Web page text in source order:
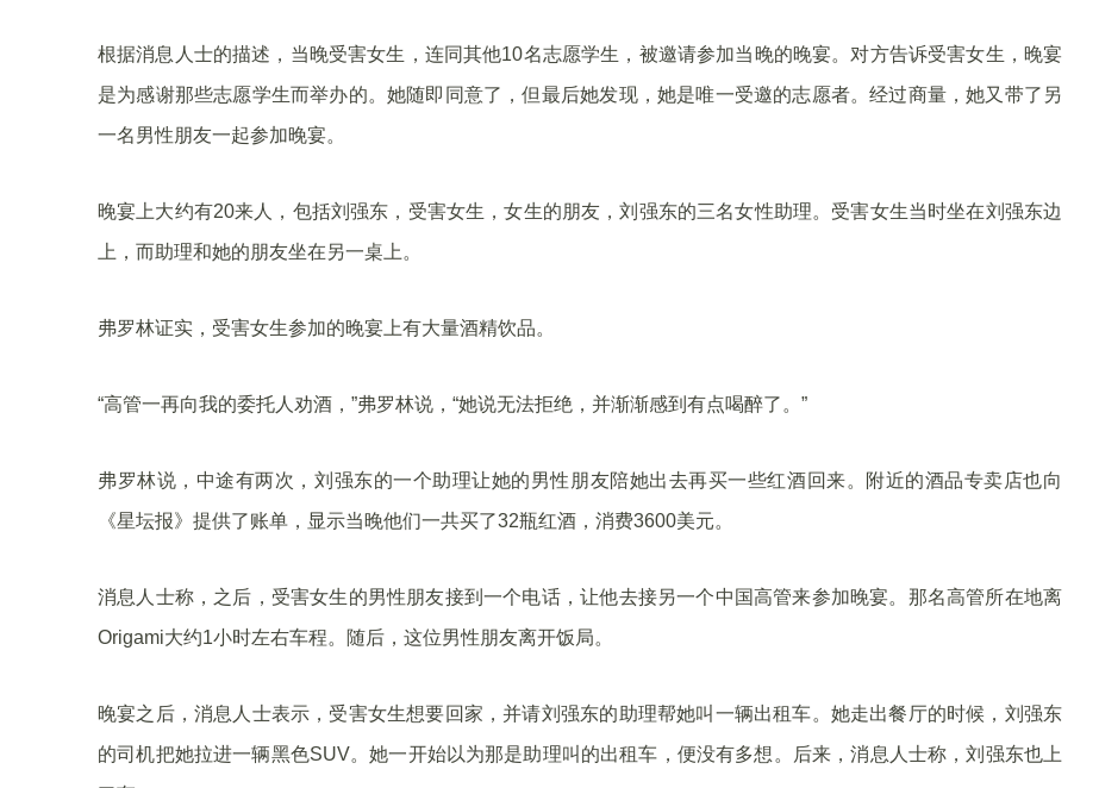
根据消息人士的描述，当晚受害女生，连同其他10名志愿学生，被邀请参加当晚的晚宴。对方告诉受害女生，晚宴
是为感谢那些志愿学生而举办的。她随即同意了，但最后她发现，她是唯一受邀的志愿者。经过商量，她又带了另
一名男性朋友一起参加晚宴。
晚宴上大约有20来人，包括刘强东，受害女生，女生的朋友，刘强东的三名女性助理。受害女生当时坐在刘强东边
上，而助理和她的朋友坐在另一桌上。
弗罗林证实，受害女生参加的晚宴上有大量酒精饮品。
“高管一再向我的委托人劝酒，”弗罗林说，“她说无法拒绝，并渐渐感到有点喝醉了。”
弗罗林说，中途有两次，刘强东的一个助理让她的男性朋友陪她出去再买一些红酒回来。附近的酒品专卖店也向
《星坛报》提供了账单，显示当晚他们一共买了32瓶红酒，消费3600美元。
消息人士称，之后，受害女生的男性朋友接到一个电话，让他去接另一个中国高管来参加晚宴。那名高管所在地离
Origami大约1小时左右车程。随后，这位男性朋友离开饭局。
晚宴之后，消息人士表示，受害女生想要回家，并请刘强东的助理帮她叫一辆出租车。她走出餐厅的时候，刘强东
的司机把她拉进一辆黑色SUV。她一开始以为那是助理叫的出租车，便没有多想。后来，消息人士称，刘强东也上